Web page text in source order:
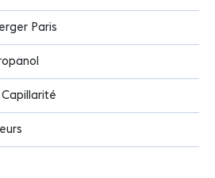
Paris
Capillarité